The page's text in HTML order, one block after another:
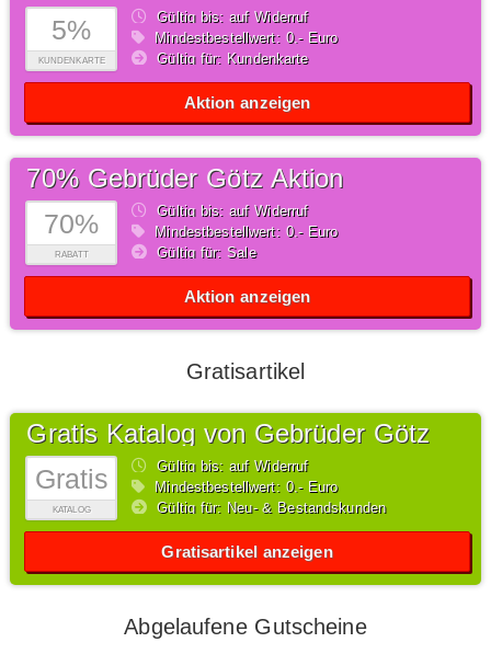
5%
KUNDENKARTE
Gültig bis: auf Widerruf
Mindestbestellwert: 0,- Euro
Gültig für: Kundenkarte
Aktion anzeigen
70%
RABATT
70% Gebrüder Götz Aktion
Gültig bis: auf Widerruf
Mindestbestellwert: 0,- Euro
Gültig für: Sale
Aktion anzeigen
Gratisartikel
Gratis
KATALOG
Gratis Katalog von Gebrüder Götz
Gültig bis: auf Widerruf
Mindestbestellwert: 0,- Euro
Gültig für: Neu- & Bestandskunden
Gratisartikel anzeigen
Abgelaufene Gutscheine